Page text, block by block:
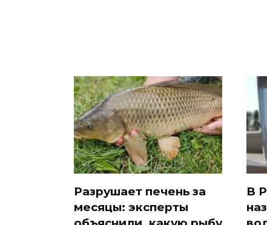
Разрушает печень за
месяцы: эксперты
В